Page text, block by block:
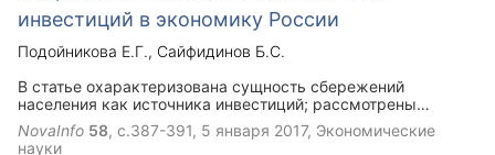
характеристика статистических показателей и условий
верификации.
инвестиций в экономику России
Подойникова Е.Г.
Сайфидинов Б.С.
В статье охарактеризована сущность сбережений
населения как источника инвестиций; рассмотрены
мотивы и факторы, определяющие размер сбережений;
выявлены проблемы трансформации сбережений
NovaInfo 58, с.387-391, 5 января 2017, Экономические
науки